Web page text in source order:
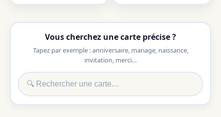
Vous cherchez une carte précise ?
Tapez par exemple : anniversaire, mariage, naissance,
invitation, merci…